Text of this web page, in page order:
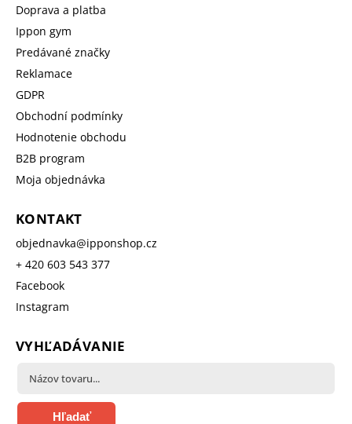
Doprava a platba
Ippon gym
Predávané značky
Reklamace
GDPR
Obchodní podmínky
Hodnotenie obchodu
B2B program
Moja objednávka
KONTAKT
objednavka@ipponshop.cz
+ 420 603 543 377
Facebook
Instagram
VYHĽADÁVANIE
Hľadať